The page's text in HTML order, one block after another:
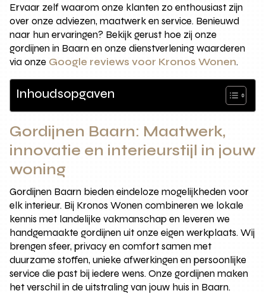
Ervaar zelf waarom onze klanten zo enthousiast zijn
over onze adviezen, maatwerk en service. Benieuwd
naar hun ervaringen? Bekijk gerust hoe zij onze
gordijnen in Baarn en onze dienstverlening waarderen
via onze Google reviews voor Kronos Wonen.
Inhoudsopgaven
Gordijnen Baarn: Maatwerk,
innovatie en interieurstijl in jouw
woning
Gordijnen Baarn bieden eindeloze mogelijkheden voor
elk interieur. Bij Kronos Wonen combineren we lokale
kennis met landelijke vakmanschap en leveren we
handgemaakte gordijnen uit onze eigen werkplaats. Wij
brengen sfeer, privacy en comfort samen met
duurzame stoffen, unieke afwerkingen en persoonlijke
service die past bij iedere wens. Onze gordijnen maken
het verschil in de uitstraling van jouw huis in Baarn.